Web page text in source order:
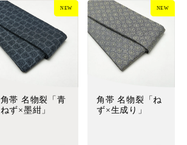
角帯 名物裂「青
ねず×墨紺」
NEW
角帯 名物裂「ね
ず×生成り」
NEW